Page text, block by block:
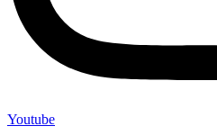
Youtube